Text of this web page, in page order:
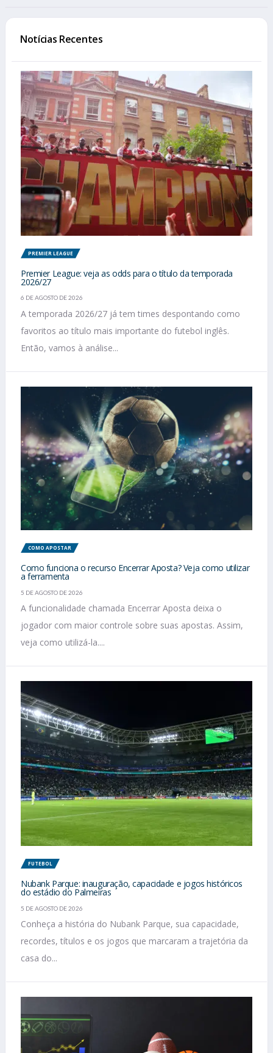
Notícias Recentes
PREMIER LEAGUE
Premier League: veja as odds para o título da temporada
2026/27
6 DE AGOSTO DE 2026
A temporada 2026/27 já tem times despontando como
favoritos ao título mais importante do futebol inglês.
Então, vamos à análise...
COMO APOSTAR
Como funciona o recurso Encerrar Aposta? Veja como utilizar
a ferramenta
5 DE AGOSTO DE 2026
A funcionalidade chamada Encerrar Aposta deixa o
jogador com maior controle sobre suas apostas. Assim,
veja como utilizá-la....
FUTEBOL
Nubank Parque: inauguração, capacidade e jogos históricos
do estádio do Palmeiras
5 DE AGOSTO DE 2026
Conheça a história do Nubank Parque, sua capacidade,
recordes, títulos e os jogos que marcaram a trajetória da
casa do...